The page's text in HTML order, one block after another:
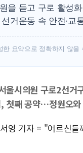
을 듣고 구로 활성
거운동 속 안전·교
한 요약으로 정확하지 않을
울시의원 구로2선거
첫째 공약…정원오
영 기자 = "어르신들